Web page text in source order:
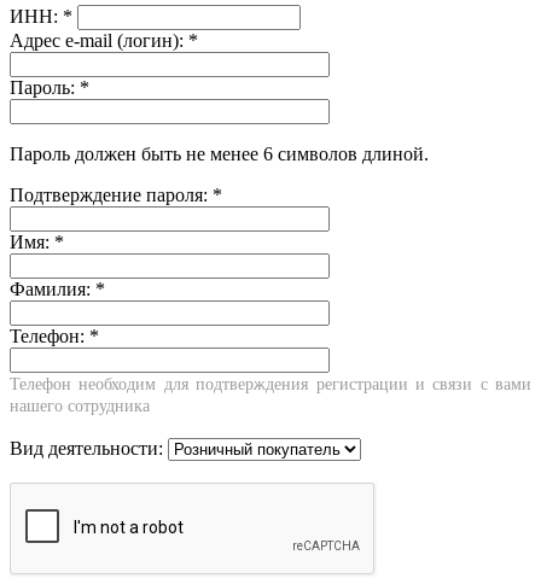
ИНН: *
Адрес e-mail (логин): *
Пароль: *
Пароль должен быть не менее 6 символов длиной.
Подтверждение пароля: *
Имя: *
Фамилия: *
Телефон: *
Телефон необходим для подтверждения регистрации и связи с вами
нашего сотрудника
Вид деятельности: